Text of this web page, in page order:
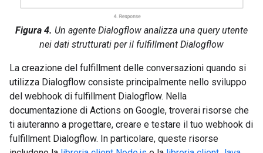
Figura 4. Un agente Dialogflow analizza una query utente
nei dati strutturati per il fulfillment Dialogflow
La creazione del fulfillment delle conversazioni quando si
utilizza Dialogflow consiste principalmente nello sviluppo
del webhook di fulfillment Dialogflow. Nella
documentazione di Actions on Google, troverai risorse che
ti aiuteranno a progettare, creare e testare il tuo webhook di
fulfillment Dialogflow. In particolare, queste risorse